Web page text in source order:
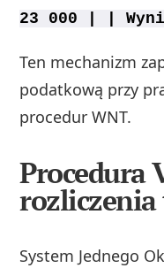
23 000 | |
Ten mechanizm
podatkową przy
procedur WNT.
Procedura
System Jednego